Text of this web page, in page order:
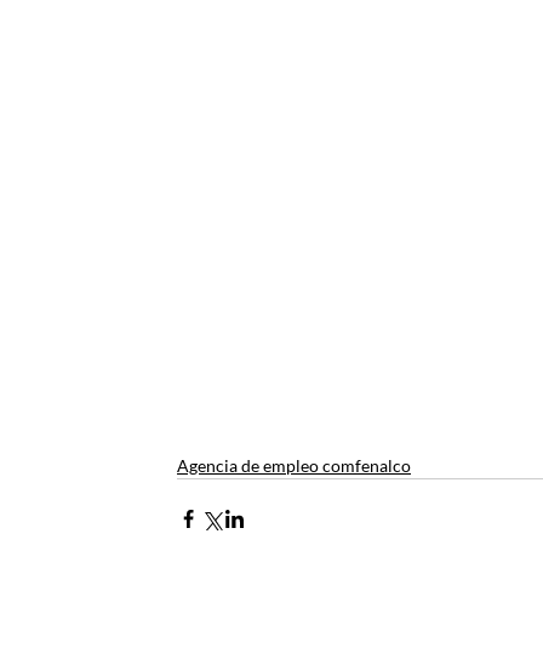
Agencia de empleo comfenalco